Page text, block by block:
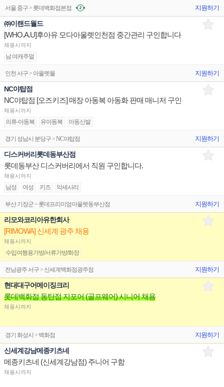
서울 중구 > 롯데백화점본점 지원하기
㈜이랜드월드
[WHO.A.U]후아유 모다아울렛인천점 중간관리 구인합니다
채용시까지
남.여캐주얼
인천 서구 > 아울렛몰 지원하기
NC야탑점
NC야탑점 [오즈키즈] 매장 아동복 아동화 판매 매니저 구인
채용시까지
의류-아동복 유아동복 아동신발
경기 성남시 분당구 > NC야탑점 지원하기
디스커버리롯데동부산점
롯데동부산 디스커버리에서 직원 구인합니다.
채용시까지
남성 여성 키즈 악세사리
부산 기장군 > 롯데프리미엄아울렛동부산점 지원하기
리모와코리아유한회사
[RIMOWA] 신세계 광주 채용
채용시까지
수입여행용가방/서류가방/화장
전남광주 서구 > 신세계백화점광주점 지원하기
현대대구어메이징크리
롯데백화점 동탄점 지포어 (골프웨어) 시니어 채용
채용시까지
경기 화성시 > 백화점 지원하기
신세계강남메종키츠네
메종키츠네 (신세계강남점) 주니어 구함
채용시까지